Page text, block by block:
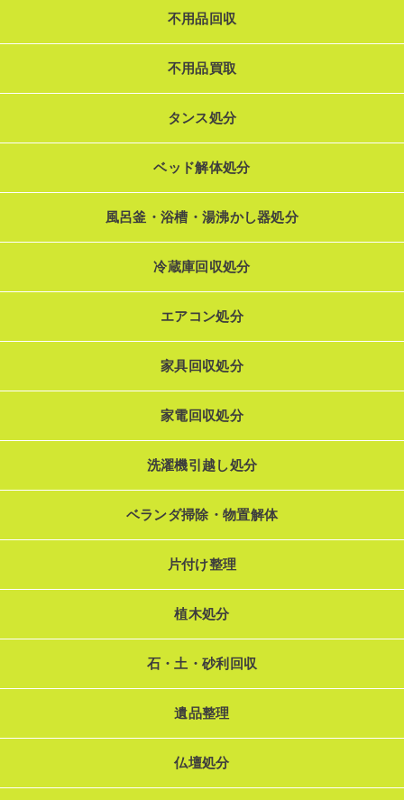
不用品回収
不用品買取
タンス処分
ベッド解体処分
風呂釜・浴槽・湯沸かし器処分
冷蔵庫回収処分
エアコン処分
家具回収処分
家電回収処分
洗濯機引越し処分
ベランダ掃除・物置解体
片付け整理
植木処分
石・土・砂利回収
遺品整理
仏壇処分